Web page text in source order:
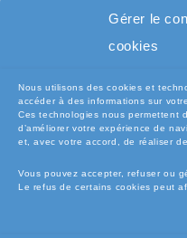
Gérer le
cookies
Nous utilisons des cookies et
accéder à des informations sur
Ces technologies nous permettent
d’améliorer votre expérience de
et, avec votre accord, de réaliser
Vous pouvez accepter, refuser ou
Le refus de certains cookies peut